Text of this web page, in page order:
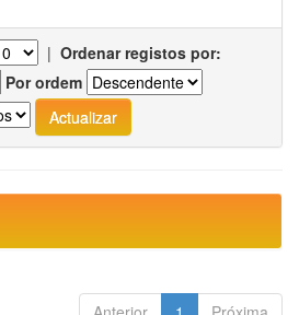
| Ordenar registos por:
Por ordem